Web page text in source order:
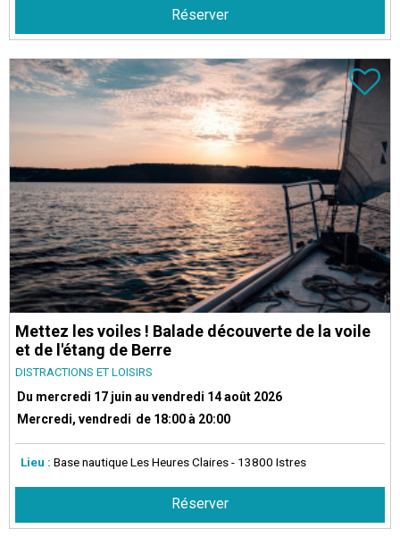
Réserver
Mettez les voiles ! Balade découverte de la voile
et de l'étang de Berre
DISTRACTIONS ET LOISIRS
Du mercredi 17 juin au vendredi 14 août 2026
Mercredi, vendredi de 18:00 à 20:00
Lieu : Base nautique Les Heures Claires- 13800 Istres
Réserver